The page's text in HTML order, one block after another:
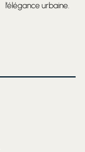
l’élégance urbaine.